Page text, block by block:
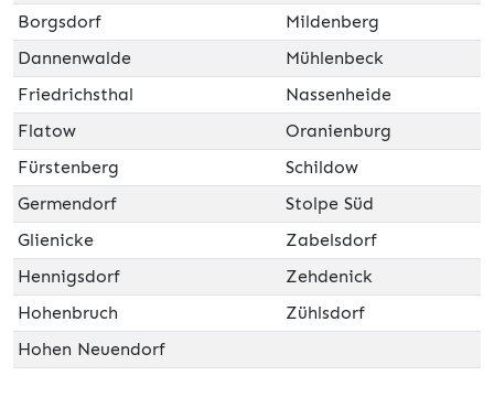
Borgsdorf
Mildenberg
Dannenwalde
Mühlenbeck
Friedrichsthal
Nassenheide
Flatow
Oranienburg
Fürstenberg
Schildow
Germendorf
Stolpe Süd
Glienicke
Zabelsdorf
Hennigsdorf
Zehdenick
Hohenbruch
Zühlsdorf
Hohen Neuendorf